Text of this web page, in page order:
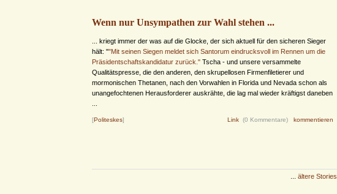
Wenn nur Unsympathen zur Wahl stehen ...
... kriegt immer der was auf die Glocke, der sich aktuell für den sicheren Sieger
hält: ""Mit seinen Siegen meldet sich Santorum eindrucksvoll im Rennen um die
Präsidentschaftskandidatur zurück." Tscha - und unsere versammelte
Qualitätspresse, die den anderen, den skrupellosen Firmenfiletierer und
mormonischen Thetanen, nach den Vorwahlen in Florida und Nevada schon als
unangefochtenen Herausforderer auskrähte, die lag mal wieder kräftigst daneben
[Politeskes] Link (0 Kommentare) kommentieren
ältere Stories